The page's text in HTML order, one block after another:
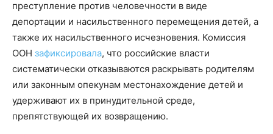
преступление против человечности в виде
депортации и насильственного перемещения детей, а
также их насильственного исчезновения. Комиссия
ООН зафиксировала, что российские власти
систематически отказываются раскрывать родителям
или законным опекунам местонахождение детей и
удерживают их в принудительной среде,
препятствующей их возвращению.